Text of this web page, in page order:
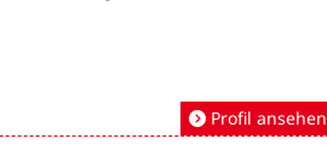
Profil ansehen